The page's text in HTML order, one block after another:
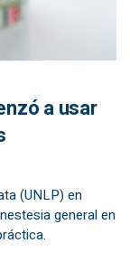
a usar
(UNLP) en
general en